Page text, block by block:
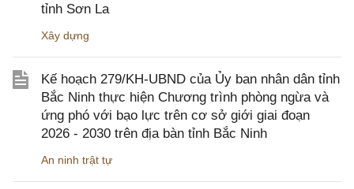
tỉnh Sơn La
Xây dựng
Kế hoạch 279/KH-UBND của Ủy ban nhân dân tỉnh
Bắc Ninh thực hiện Chương trình phòng ngừa và
ứng phó với bạo lực trên cơ sở giới giai đoạn
2026 - 2030 trên địa bàn tỉnh Bắc Ninh
An ninh trật tự